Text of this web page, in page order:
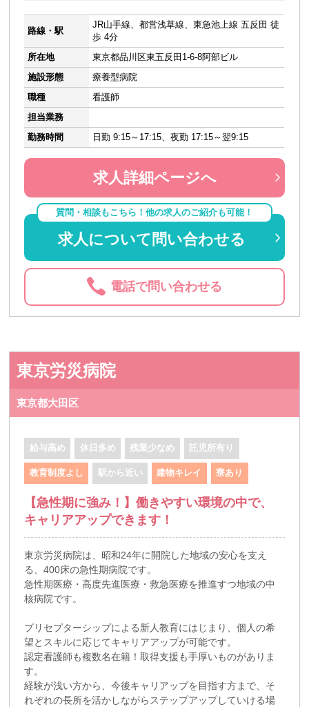
路線・駅
JR山手線、都営浅草線、東急池上線 五反田 徒
歩 4分
所在地
東京都品川区東五反田1-6-8阿部ビル
施設形態
療養型病院
職種
看護師
担当業務
勤務時間
日勤 9:15～17:15、夜勤 17:15～翌9:15
求人詳細ページへ
質問・相談もこちら！他の求人のご紹介も可能！
求人について問い合わせる
電話で問い合わせる
東京労災病院
東京都大田区
給与高め 休日多め 残業少なめ 託児所有り
教育制度よし 駅から近い 建物キレイ 寮あり
【急性期に強み！】働きやすい環境の中で、
キャリアアップできます！
東京労災病院は、昭和24年に開院した地域の安心を支え
る、400床の急性期病院です。
急性期医療・高度先進医療・救急医療を推進すつ地域の中
核病院です。
プリセプターシップによる新人教育にはじまり、個人の希
望とスキルに応じてキャリアアップが可能です。
認定看護師も複数名在籍！取得支援も手厚いものがありま
す。
経験が浅い方から、今後キャリアップを目指す方まで、そ
れぞれの長所を活かしながらステップアップしていける場